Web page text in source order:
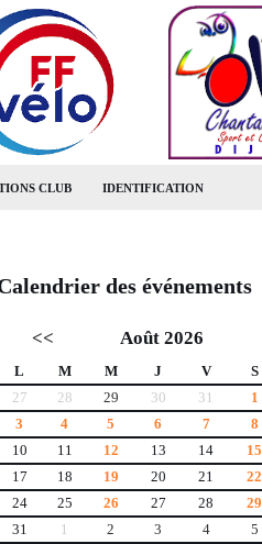
CLUB IDENTIFICATION
des événements
<< Août 2026
L M M J V S
27
28 29 30 31 1
3
4 5 6 7 8
10
11 12 13 14 15
17
18 19 20 21 22
24
25 26 27 28 29
31
1 2 3 4 5